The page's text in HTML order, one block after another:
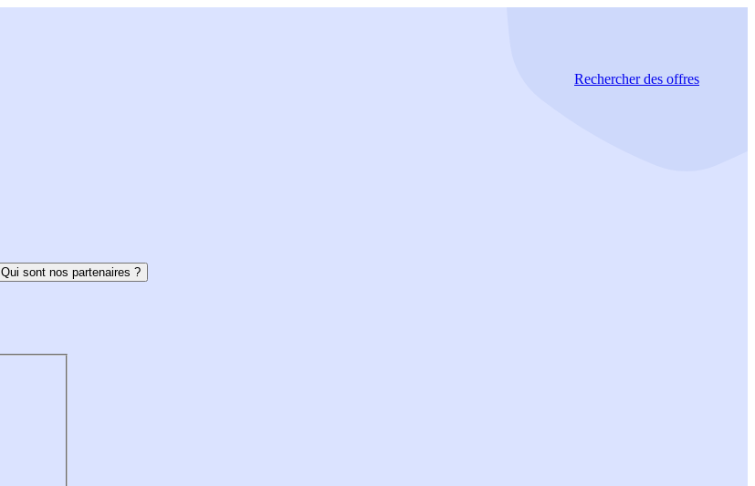
Rechercherdes offres
Qui sont nos partenaires ?